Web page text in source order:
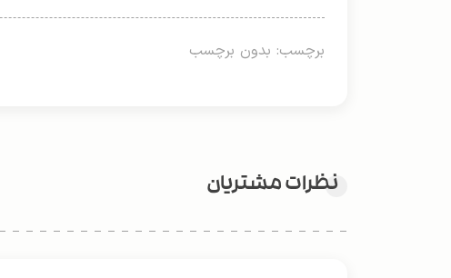
برچسب: بدون برچسب
نظرات مشتریان